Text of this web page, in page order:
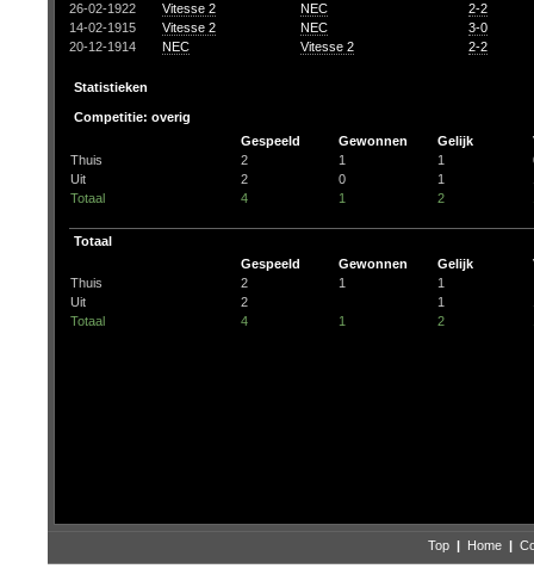
26-02-1922
Vitesse 2 NEC
2-2
14-02-1915
Vitesse 2 NEC
3-0
20-12-1914
NEC Vitesse 2 2-2
Statistieken
Competitie: overig
Gespeeld
Gewonnen Gelijk
Thuis
2 1 1
Uit
2 0 1
Totaal
4 1 2
Totaal
Gespeeld
Gewonnen Gelijk
Thuis
2 1
1
Uit
2 1
Totaal
4 1 2
Top | Home |